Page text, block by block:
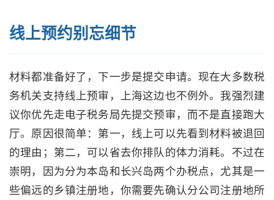
线上预约别忘细节
材料都准备好了，下一步是提交申请。现在大多数税
务机关支持线上预审，上海这边也不例外。我强烈建
议你优先走电子税务局先提交预审，而不是直接跑大
厅。原因很简单：第一，线上可以先看到材料被退回
的理由；第二，可以省去你排队的体力消耗。不过在
崇明，因为分为本岛和长兴岛两个办税点，尤其是一
些偏远的乡镇注册地，你需要先确认分公司注册地所